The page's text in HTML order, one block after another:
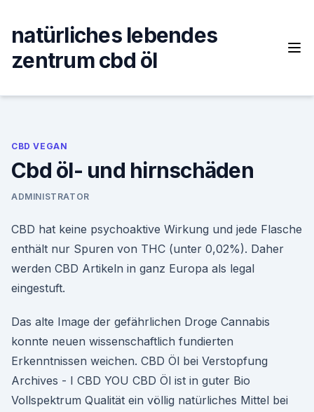
content
natürliches lebendes
zentrum cbd öl
CBD VEGAN
Cbd öl- und hirnschäden
ADMINISTRATOR
CBD hat keine psychoaktive Wirkung und jede Flasche
enthält nur Spuren von THC (unter 0,02%). Daher
werden CBD Artikeln in ganz Europa als legal
eingestuft.
Das alte Image der gefährlichen Droge Cannabis
konnte neuen wissenschaftlich fundierten
Erkenntnissen weichen. CBD Öl bei Verstopfung
Archives - I CBD YOU CBD Öl ist in guter Bio
Vollspektrum Qualität ein völlig natürliches Mittel bei